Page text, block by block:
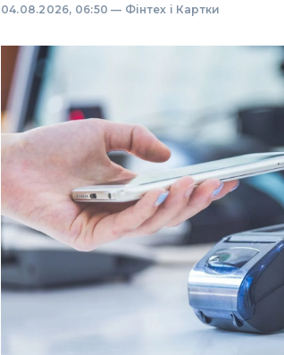
04.08.2026, 06:50 — Фінтех і Картки